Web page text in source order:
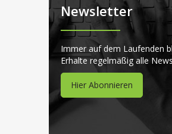
Newsletter
Immer auf dem Laufenden
Erhalte regelmäßig alle
Hier Abonnieren